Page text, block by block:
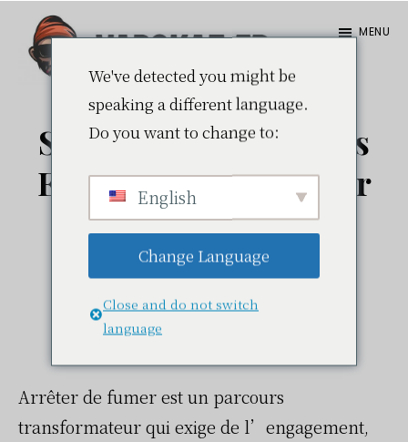
main
Passer
latérale
Vapokaz.fr
MENU
Stratégies Et Conseils
Efficaces Pour Arrêter
De Fumer
13 septembre 2023parJulien
commentaire
Arrêter de fumer est un parcours
transformateur qui exige de l’engagement,
We've detected you might be
speaking a different language.
Do you want to change to:
English
Change Language
Close and do not switch
language